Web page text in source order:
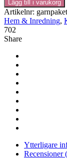
Kudde
In
Bloom
"Concrete
Rose"
mängd
Lägg till i varukorg
Artikelnr:
Hem & Inredning,
702
Share
Ytterligare
Recensioner